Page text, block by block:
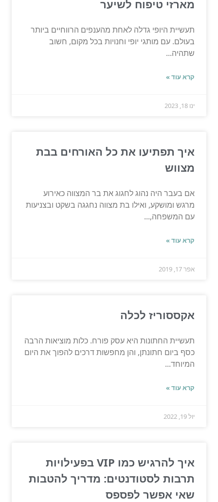
מארזי טיפוח לשיער
תעשיית היופי גדלה לאחת מהענפים הרווחיים ביותר
בעולם. עם מותגי יופי וחנויות בכל מקום, חשוב
שתהיה...
קרא עוד »
ינו 18, 2023
איך תפתיעו את כל האורחים בבת
מצווש
אם בעבר היה נהוג לחגוג את בר המצווה כאירוע
מרגש ומושקע, ואילו בת מצווה נחגגה בשקט ובצניעות
עם המשפחה,...
קרא עוד »
אפר 17, 2019
אקססוריז לכלה
תעשיית החתונות היא עסק פורח. כלות מוציאות הרבה
כסף ביום חתונתן, והן מחפשות דרכים להפוך את היום
המיוחד...
קרא עוד »
יול 19, 2022
איך להרגיש כמו VIP בפעילויות
תרבות לסטודנטים: מדריך להטבות
שאי אפשר לפספס